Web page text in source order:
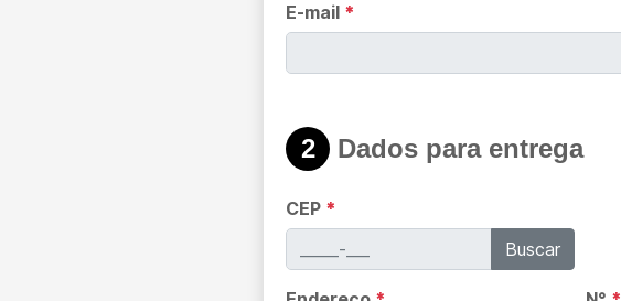
E-mail *
2 Dados para entrega
CEP *
Buscar